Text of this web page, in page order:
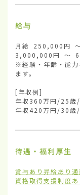
給与
月給 250,000円
3,000,000円 ～
※経験・年齢・能力
ます。
[年収例]
年収360万円/25歳
年収420万円/30歳
待遇・福利厚生
賞与あり 昇給あり
資格取得支援制度あ